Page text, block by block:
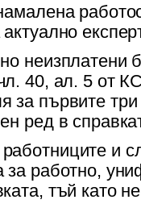
актуално
неизплатени
40, ал. 5 от
за първите
ред в
и
за работно,
тъй като